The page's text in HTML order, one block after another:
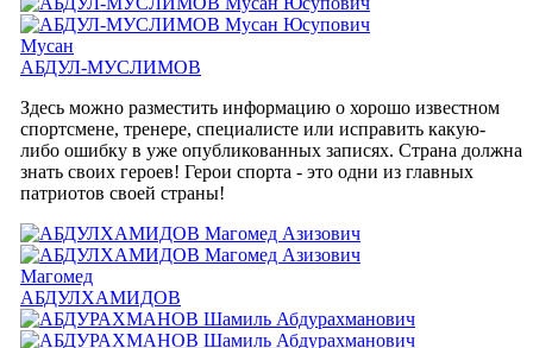
Мусан
АБДУЛ-МУСЛИМОВ
Здесь можно разместить информацию о хорошо известном
спортсмене, тренере, специалисте или исправить какую-
либо ошибку в уже опубликованных записях. Страна должна
знать своих героев! Герои спорта - это одни из главных
патриотов своей страны!
Магомед
АБДУЛХАМИДОВ